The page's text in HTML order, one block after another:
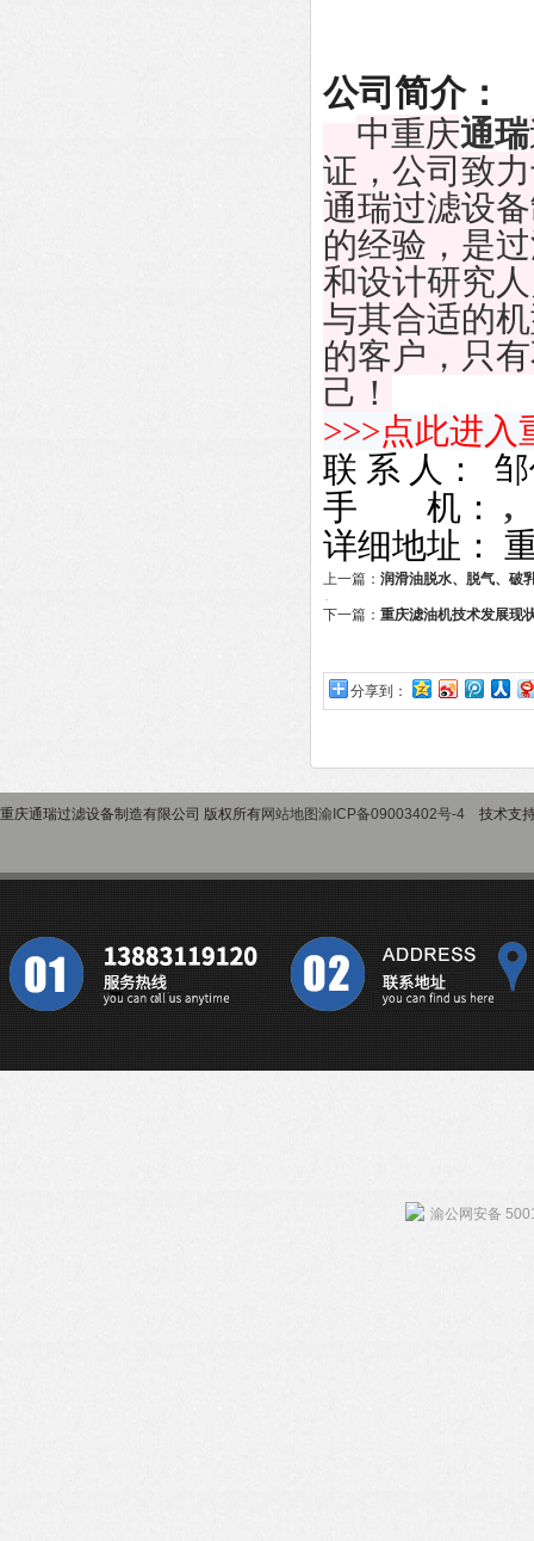
公司简介：
中重庆通瑞
证，公司致
通瑞过滤设
的经验，是
和设计研究
与其合适的
的客户，只
己！
>>>点此进入
联 系 人：
手 机：
,
详细地址：
上一篇： 润滑油脱水、脱气、破
机
下一篇： 重庆滤油机技术发展现
分享到：
重庆通瑞过滤设备制造有限公司 版权所有网站地图渝ICP备09003402号-4 技术支
渝公网安备